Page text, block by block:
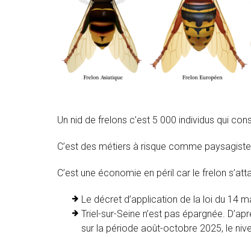
Un nid de frelons c’est 5 000 individus qui
C’est des métiers à risque comme
C’est une économie en péril car le frelon
Le décret d’application de la loi du 14
Triel-sur-Seine n’est pas épargnée.
sur la période août-octobre 2025, le